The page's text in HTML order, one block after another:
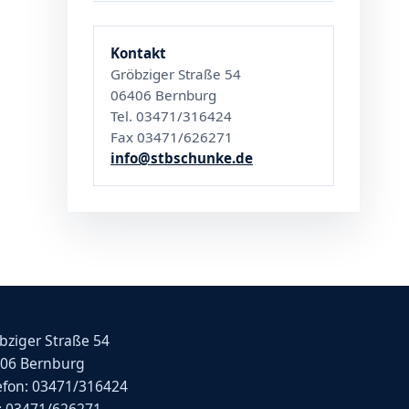
Kontakt
Gröbziger Straße 54
06406 Bernburg
Tel. 03471/316424
Fax 03471/626271
info@stbschunke.de
Straße 54
Bernburg
03471/316424